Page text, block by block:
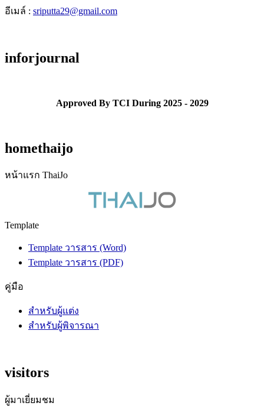
อีเมล์ : sriputta29@gmail.com
inforjournal
Approved By TCI During 2025 - 2029
homethaijo
หน้าแรก ThaiJo
Template
Template วารสาร (Word)
Template วารสาร (PDF)
คู่มือ
สำหรับผู้แต่ง
สำหรับผู้พิจารณา
visitors
ผู้มาเยี่ยมชม